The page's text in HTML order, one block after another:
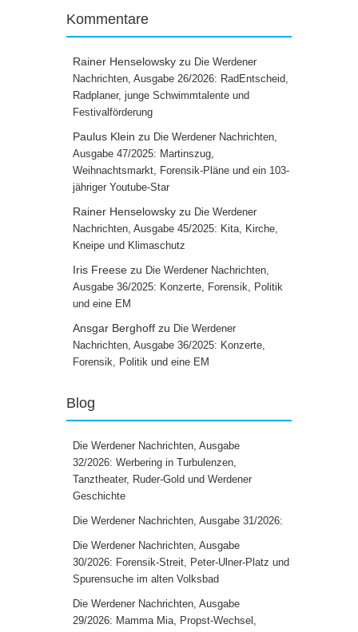
Kommentare
Rainer Henselowsky zu Die Werdener
Nachrichten, Ausgabe 26/2026: RadEntscheid,
Radplaner, junge Schwimmtalente und
Festivalförderung
Paulus Klein zu Die Werdener Nachrichten,
Ausgabe 47/2025: Martinszug,
Weihnachtsmarkt, Forensik-Pläne und ein 103-
jähriger Youtube-Star
Rainer Henselowsky zu Die Werdener
Nachrichten, Ausgabe 45/2025: Kita, Kirche,
Kneipe und Klimaschutz
Iris Freese zu Die Werdener Nachrichten,
Ausgabe 36/2025: Konzerte, Forensik, Politik
und eine EM
Ansgar Berghoff zu Die Werdener
Nachrichten, Ausgabe 36/2025: Konzerte,
Forensik, Politik und eine EM
Blog
Die Werdener Nachrichten, Ausgabe
32/2026: Werbering in Turbulenzen,
Tanztheater, Ruder-Gold und Werdener
Geschichte
Die Werdener Nachrichten, Ausgabe 31/2026:
Die Werdener Nachrichten, Ausgabe
30/2026: Forensik-Streit, Peter-Ulner-Platz und
Spurensuche im alten Volksbad
Die Werdener Nachrichten, Ausgabe
29/2026: Mamma Mia, Propst-Wechsel,